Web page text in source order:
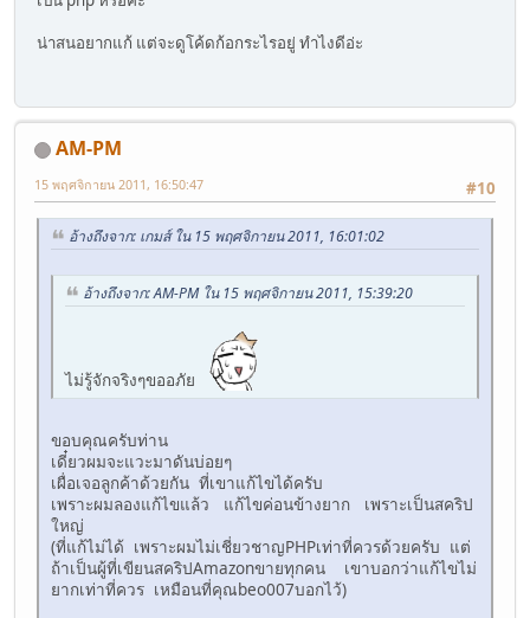
น่าสนอยากแก้ แต่จะดูโค้ดก้อกระไรอยู่ ทำไงดีอ่ะ
AM-PM
#10
15 พฤศจิกายน 2011, 16:50:47
อ้างถึงจาก: เกมส์ ใน 15 พฤศจิกายน 2011, 16:01:02
อ้างถึงจาก: AM-PM ใน 15 พฤศจิกายน 2011, 15:39:20
ไม่รู้จักจริงๆขออภัย
ขอบคุณครับท่าน
เดี๋ยวผมจะแวะมาดันบ่อยๆ
เผื่อเจอลูกค้าด้วยกัน ที่เขาแก้ไขได้ครับ
เพราะผมลองแก้ไขแล้ว แก้ไขค่อนข้างยาก เพราะเป็นสคริป
ใหญ่
(ที่แก้ไม่ได้ เพราะผมไม่เชี่ยวชาญPHPเท่าที่ควรด้วยครับ แต่
ถ้าเป็นผู้ที่เขียนสคริปAmazonขายทุกคน เขาบอกว่าแก้ไขไม่
ยากเท่าที่ควร เหมือนที่คุณbeo007บอกไว้)